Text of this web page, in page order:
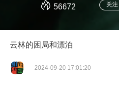
56672 关注
云林的困局和漂泊
2024-09-20 17:01:20